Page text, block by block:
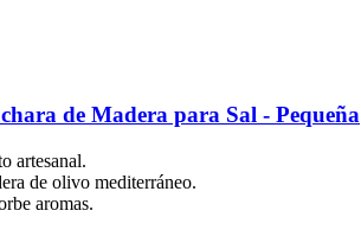
de Madera para Sal -​ Pequeña
artesanal.
de olivo mediterráneo.
aromas.